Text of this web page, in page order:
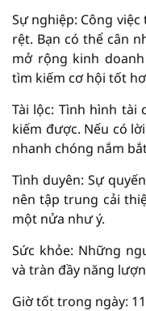
Sự nghiệp: Công
rệt. Bạn có thể cân
mở rộng kinh
tìm kiếm cơ hội tốt
Tài lộc: Tình hình tài
kiếm được. Nếu có
nhanh chóng nắm
Tình duyên: Sự
nên tập trung cải
một nửa như ý.
Sức khỏe: Những
và tràn đầy năng
Giờ tốt trong ngày: